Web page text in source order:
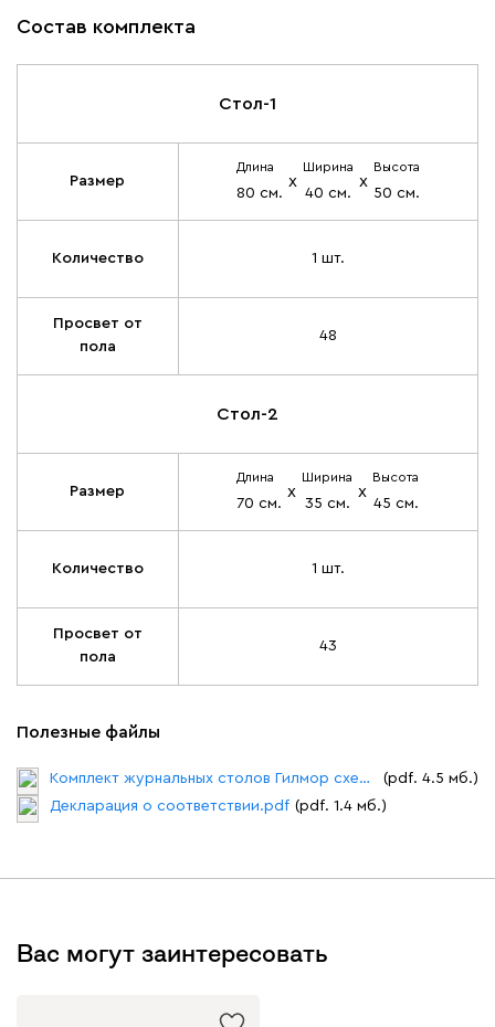
Состав комплекта
Стол-1
Размер
Длина
80 см.
х
Ширина
40 см.
х
Высота
50 см.
Количество 1 шт.
Просвет от
пола
48
Стол-2
Размер
Длина
70 см.
х
Ширина
35 см.
х
Высота
45 см.
Количество 1 шт.
Просвет от
пола
43
Полезные файлы
Комплект журнальных столов Гилмор схема сборки.pdf
(pdf. 4.5 мб.)
Декларация о соответствии.pdf (pdf. 1.4 мб.)
Вас могут заинтересовать